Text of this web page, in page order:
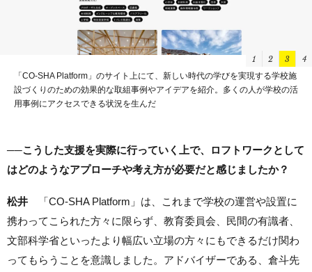
学校活用に関する無料相談窓口を設置。専門の知見を有したアドバイザーと
繋がり助言を得る仕組みを作った
1 2 3 4
──こうした支援を実際に行っていく上で、ロフトワークとして
はどのようなアプローチや考え方が必要だと感じましたか？
松井
「CO-SHA Platform」は、これまで学校の運営や設置に
携わってこられた方々に限らず、教育委員会、民間の有識者、
文部科学省といったより幅広い立場の方々にもできるだけ関わ
ってもらうことを意識しました。アドバイザーである、倉斗先